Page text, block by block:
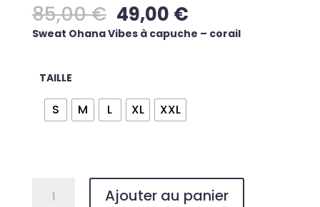
85,00€ Le
prix
initial
49,00 €Le
prix
Sweat Ohana Vibes à capuche – corail
TAILLE
S M L XL XXL
Ajouter au panier